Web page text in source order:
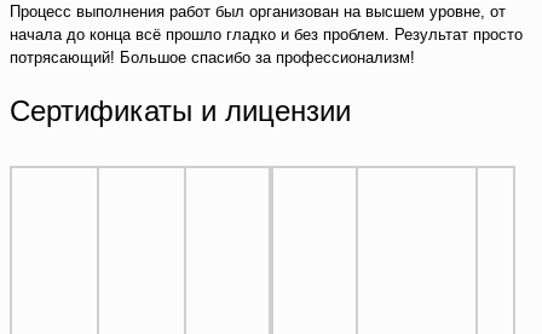
Процесс выполнения работ был организован на высшем уровне, от
начала до конца всё прошло гладко и без проблем. Результат просто
потрясающий! Большое спасибо за профессионализм!
Сертификаты и лицензии